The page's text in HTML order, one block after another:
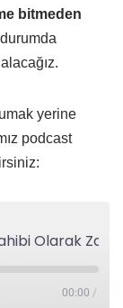
bitmeden
yerine
podcast
00:00 /